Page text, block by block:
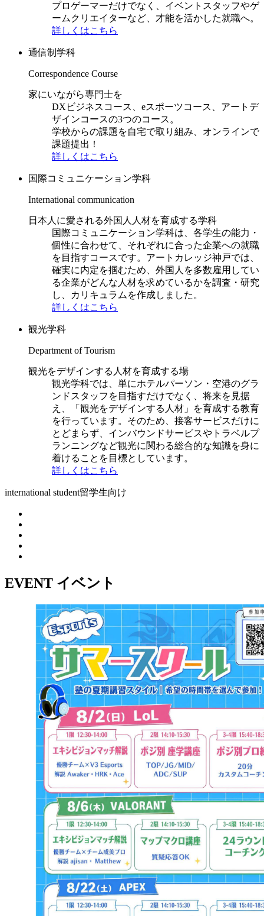
プロゲーマーだけでなく、イベントスタッフやゲ
ームクリエイターなど、才能を活かした就職へ。
詳しくはこちら
通信制学科
Correspondence Course
家にいながら専門士を
DXビジネスコース、eスポーツコース、アートデ
ザインコースの3つのコース。
学校からの課題を自宅で取り組み、オンラインで
課題提出！
詳しくはこちら
国際コミュニケーション学科
International communication
日本人に愛される外国人人材を育成する学科
国際コミュニケーション学科は、各学生の能力・
個性に合わせて、それぞれに合った企業への就職
を目指すコースです。アートカレッジ神戸では、
確実に内定を掴むため、外国人を多数雇用してい
る企業がどんな人材を求めているかを調査・研究
し、カリキュラムを作成しました。
詳しくはこちら
観光学科
Department of Tourism
観光をデザインする人材を育成する場
観光学科では、単にホテルパーソン・空港のグラ
ンドスタッフを目指すだけでなく、将来を見据
え、「観光をデザインする人材」を育成する教育
を行っています。そのため、接客サービスだけに
とどまらず、インバウンドサービスやトラベルプ
ランニングなど観光に関わる総合的な知識を身に
着けることを目標としています。
詳しくはこちら
international student留学生向け
EVENT イベント